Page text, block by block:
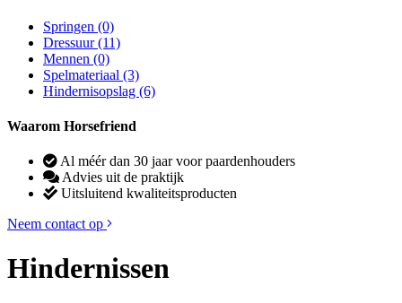
Springen (0)
Dressuur(11)
Mennen (0)
Spelmateriaal (3)
Hindernisopslag (6)
Waarom Horsefriend
Al méér dan 30 jaar voor paardenhouders
Advies uit de praktijk
Uitsluitend kwaliteitsproducten
Neem contact op
Hindernissen